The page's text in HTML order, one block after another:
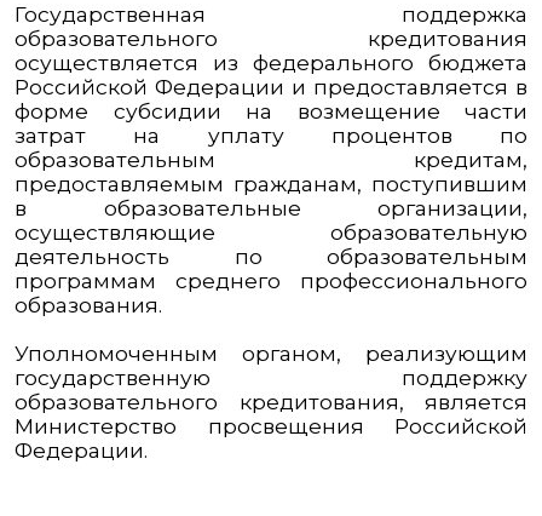
Государственная поддержка
образовательного кредитования
осуществляется из федерального бюджета
Российской Федерации и предоставляется в
форме субсидии на возмещение части
затрат на уплату процентов по
образовательным кредитам,
предоставляемым гражданам, поступившим
в образовательные организации,
осуществляющие образовательную
деятельность по образовательным
программам среднего профессионального
образования.
Уполномоченным органом, реализующим
государственную поддержку
образовательного кредитования, является
Министерство просвещения Российской
Федерации.